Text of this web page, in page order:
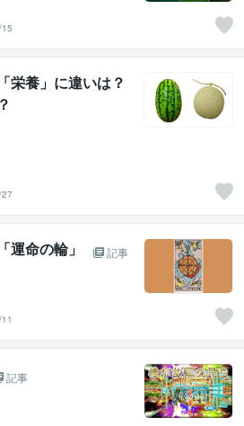
養」に違いは？
運命の輪」
記事
記事